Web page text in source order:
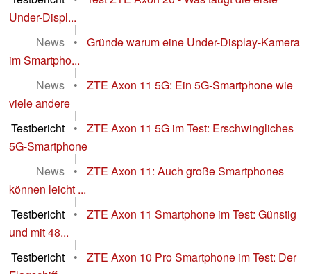
Under-Displ...
|
News
•
Gründe warum eine Under-Display-Kamera
im Smartpho...
|
News
•
ZTE Axon 11 5G: Ein 5G-Smartphone wie
viele andere
|
Testbericht
•
ZTE Axon 11 5G im Test: Erschwingliches
5G-Smartphone
|
News
•
ZTE Axon 11: Auch große Smartphones
können leicht ...
|
Testbericht
•
ZTE Axon 11 Smartphone im Test: Günstig
und mit 48...
|
Testbericht
•
ZTE Axon 10 Pro Smartphone im Test: Der